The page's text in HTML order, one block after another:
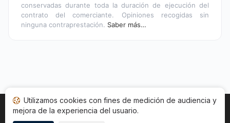
conservadas durante toda la duración de ejecución del
contrato del comerciante. Opiniones recogidas sin
ninguna contraprestación. Saber más…
Inicio Estado opiniones Categorías
Utilizamos cookies con fines de medición de audiencia y
mejora de la experiencia del usuario.